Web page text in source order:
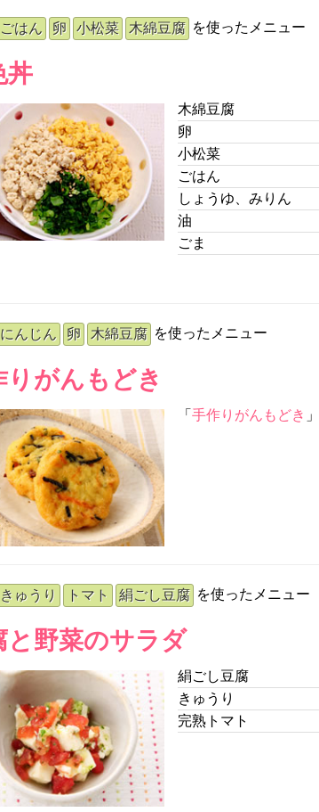
ごはん 卵 小松菜 木綿豆腐 を使ったメニュー
丼
木綿豆腐
卵
小松菜
ごはん
しょうゆ、みりん
油
ごま
にんじん 卵 木綿豆腐 を使ったメニュー
りがんもどき
「 手作りがんもどき
きゅうり トマト 絹ごし豆腐 を使ったメニュー
と野菜のサラダ
絹ごし豆腐
きゅうり
完熟トマト